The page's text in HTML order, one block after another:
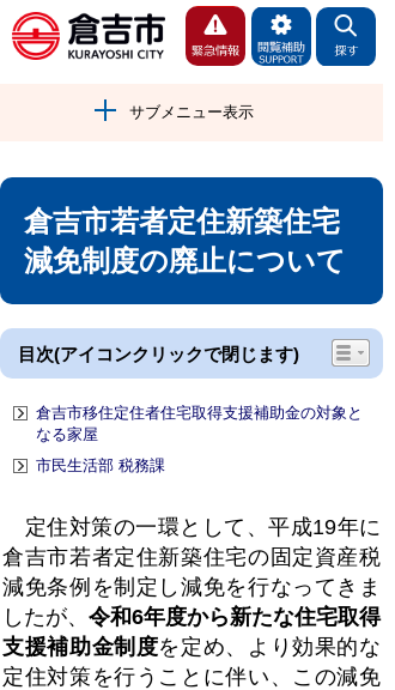
サブメニュー表示
倉吉市若者定住新築住宅
減免制度の廃止について
目次(アイコンクリックで閉じます)
倉吉市移住定住者住宅取得支援補助金の対象と
なる家屋
市民生活部 税務課
定住対策の一環として、平成19年に
倉吉市若者定住新築住宅の固定資産税
減免条例を制定し 減免を行なってきま
したが、 令和6年度から新たな住宅取得
支援補助金制度を定め、より効果的な
定住対策を行うことに伴い、この減免